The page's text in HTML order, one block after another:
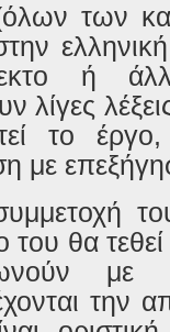
των
ή
λίγες
το
με
του θα
την